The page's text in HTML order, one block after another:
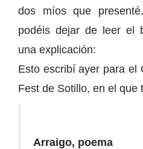
dos míos que
podéis dejar de leer el
una explicación:
Esto escribí ayer para el
Fest de Sotillo, en el que
Arraigo, poema